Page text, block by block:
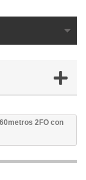
2FO con